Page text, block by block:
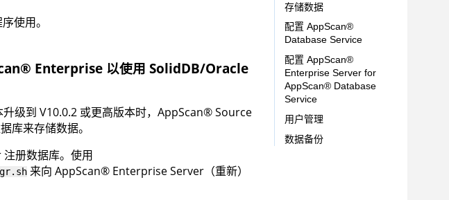
使用。
® Enterprise以使用 SolidDB/Oracle
级到 V10.0.2 或更高版本时， AppScan®Source
库来存储数据。
注册数据库。使用
来向 AppScan®Enterprise Server（重新）
存储数据
配置 AppScan®
Database Service
配置 AppScan®
Enterprise Serverfor
AppScan®Database
Service
用户管理
数据备份